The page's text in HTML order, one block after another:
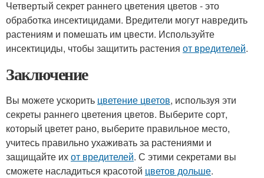
Четвертый секрет раннего цветения цветов - это
обработка инсектицидами. Вредители могут навредить
растениям и помешать им цвести. Используйте
инсектициды, чтобы защитить растения от вредителей.
Заключение
Вы можете ускорить цветение цветов, используя эти
секреты раннего цветения цветов. Выберите сорт,
который цветет рано, выберите правильное место,
учитесь правильно ухаживать за растениями и
защищайте ихот вредителей. С этими секретами вы
сможете насладиться красотой цветов дольше.